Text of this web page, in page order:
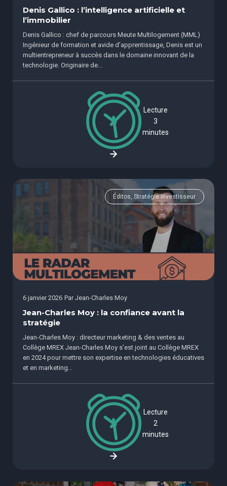
Denis Gallico : l’intelligence artificielle et
l’immobilier
Denis Gallico : chef de parcours Meute Multilogement (MML)
Ingénieur de formation et avide d’apprentissage, Denis est un
multientrepreneur à succès dans le domaine innovant de la
technologie. Originaire de...
Lecture
3
minutes
Éditos, Stratégie investisseur
6 janvier 2026 Par Jean-Charles Moy
Jean-Charles Moy : la confiance avant la
stratégie
Jean-Charles Moy : directeur marketing & des ventes au
Collège MREX Jean-Charles Moy s’est joint au Collège MREX
en 2024 pour mettre son expertise en technologies éducatives
et en marketing...
Lecture
2
minutes